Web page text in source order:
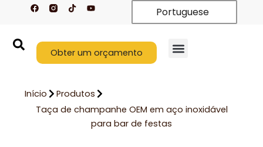
conteúdo
F
a
o
k
T
i
k
Y
o
b
e
Portuguese
Obter um orçamento
Início
Produtos
Taça de champanhe OEM em aço inoxidável
para bar de festas